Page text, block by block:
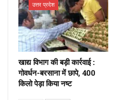
उत्तर प्रदेश
खाद्य विभाग की बड़ी कार्रवाई :
गोवर्धन-बरसाना में छापे, 400
किलो पेड़ा किया नष्ट